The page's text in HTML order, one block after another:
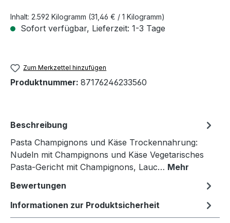
Inhalt: 2.592 Kilogramm (31,46 € / 1 Kilogramm)
Sofort verfügbar, Lieferzeit: 1-3 Tage
Zum Merkzettel hinzufügen
Produktnummer: 87176246233560
Beschreibung
Pasta Champignons und Käse Trockennahrung:
Nudeln mit Champignons und Käse Vegetarisches
Pasta-Gericht mit Champignons, Lauc… Mehr
Bewertungen
Informationen zur Produktsicherheit